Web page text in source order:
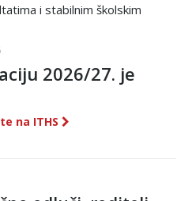
i stabilnim školskim
2026/27. je
na ITHS